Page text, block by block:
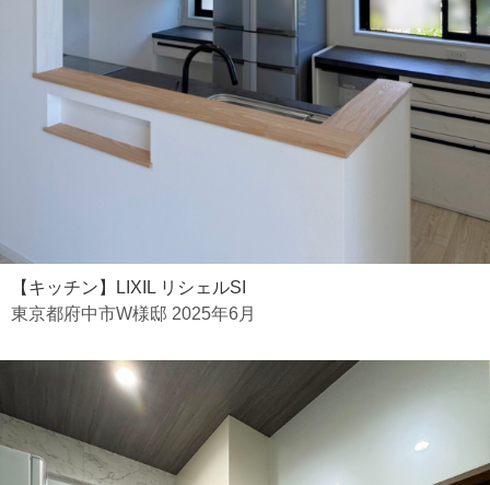
【キッチン】LIXIL リシェルSI
東京都府中市W様邸 2025年6月